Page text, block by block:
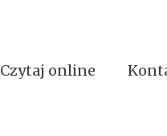
Czytaj online